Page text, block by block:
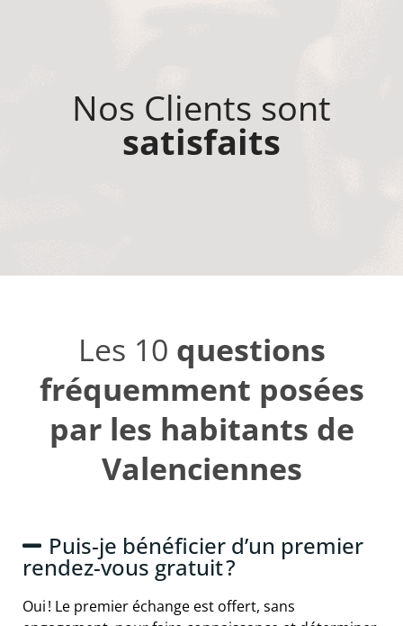
Nos Clients sont
satisfaits
Les 10 questions
fréquemment posées
par les habitants de
Valenciennes
Puis-je bénéficier d’un premier
rendez-vous gratuit ?
Oui ! Le premier échange est offert, sans